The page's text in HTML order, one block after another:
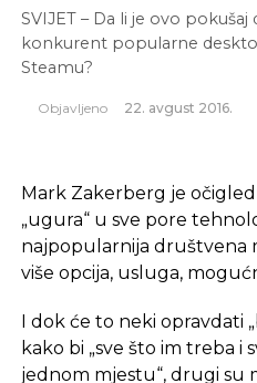
SVIJET – Da li je ovo
konkurent popularne
Steamu?
Objavljeno 22. avgust 2016.
Mark Zakerberg je
„ugura“ u sve pore
najpopularnija društvena
više opcija, usluga,
I dok će to neki opravdati
kako bi „sve što im treba i
jednom mjestu“, drugi su